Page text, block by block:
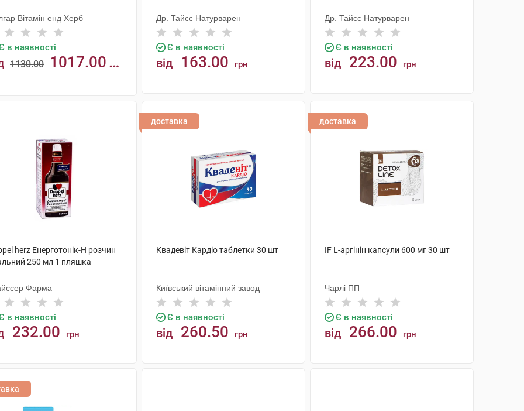
Вітамін енд Херб
в наявності
1130.00 1017.00
Др. Тайсс Натурварен
Є в наявності
від 163.00 грн
Др. Тайсс Натурварен
Є в наявності
від 223.00 грн
herz Енерготонік-H розчин
250 мл 1 пляшка
Фарма
в наявності
232.00 грн
доставка
Квадевіт Кардіо таблетки 30 шт
Київський вітамінний завод
Є в наявності
від 260.50 грн
доставка
IF L-аргінін капсули 600 мг 30 шт
Чарлі ПП
Є в наявності
від 266.00 грн